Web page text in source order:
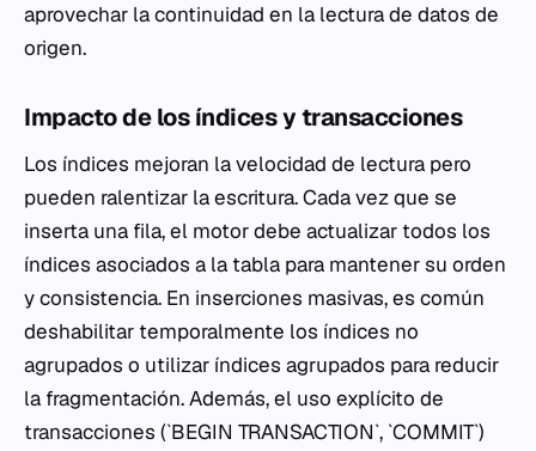
aprovechar la continuidad en la lectura de datos de
origen.
Impacto de los índices y transacciones
Los índices mejoran la velocidad de lectura pero
pueden ralentizar la escritura. Cada vez que se
inserta una fila, el motor debe actualizar todos los
índices asociados a la tabla para mantener su orden
y consistencia. En inserciones masivas, es común
deshabilitar temporalmente los índices no
agrupados o utilizar índices agrupados para reducir
la fragmentación. Además, el uso explícito de
transacciones (`BEGIN TRANSACTION`, `COMMIT`)